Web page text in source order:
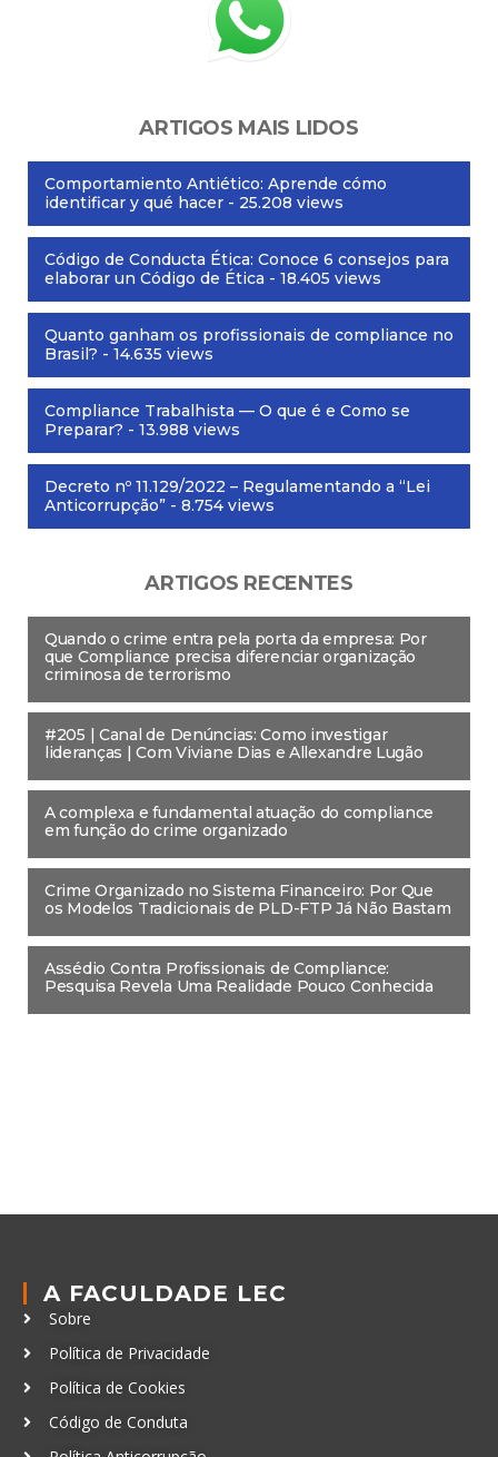
ARTIGOS MAIS LIDOS
Comportamiento Antiético: Aprende cómo
identificar y qué hacer - 25.208 views
Código de Conducta Ética: Conoce 6 consejos para
elaborar un Código de Ética - 18.405 views
Quanto ganham os profissionais de compliance no
Brasil? - 14.635 views
Compliance Trabalhista — O que é e Como se
Preparar? - 13.988 views
Decreto nº 11.129/2022 – Regulamentando a “Lei
Anticorrupção” - 8.754 views
ARTIGOS RECENTES
Quando o crime entra pela porta da empresa: Por
que Compliance precisa diferenciar organização
criminosa de terrorismo
#205 | Canal de Denúncias: Como investigar
lideranças | Com Viviane Dias e Allexandre Lugão
A complexa e fundamental atuação do compliance
em função do crime organizado
Crime Organizado no Sistema Financeiro: Por Que
os Modelos Tradicionais de PLD-FTP Já Não Bastam
Assédio Contra Profissionais de Compliance:
Pesquisa Revela Uma Realidade Pouco Conhecida
A FACULDADE LEC
Sobre
Política de Privacidade
Política de Cookies
Código de Conduta